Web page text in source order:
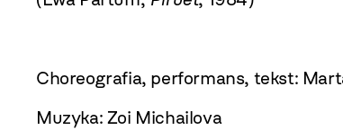
Choreografia, performans, tekst:
Muzyka: Zoi Michailova